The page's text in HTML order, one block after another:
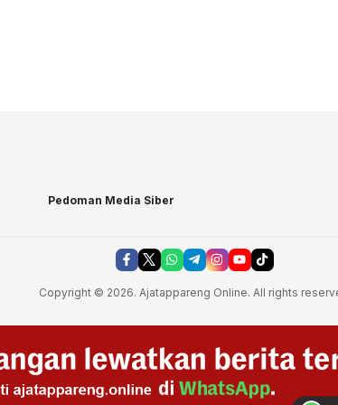
Pedoman Media Siber
Copyright © 2026. Ajatappareng Online. All rights